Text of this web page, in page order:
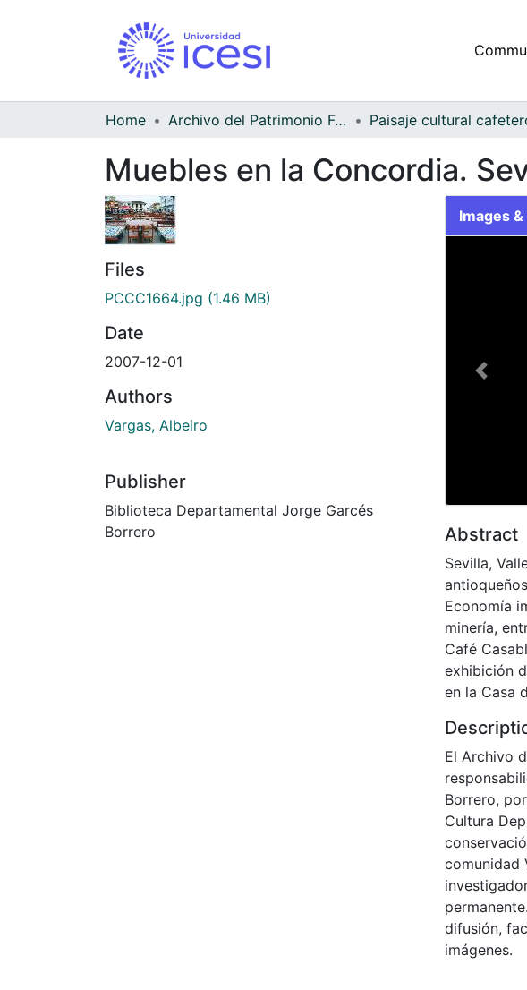
Home Archivo del Patrimonio Fotográfico y Fílmico del Valle del Cauca Paisaje cultural
Muebles en la Concordia.
Files
PCCC1664.jpg (1.46 MB)
Date
2007-12-01
Authors
Vargas, Albeiro
Publisher
Biblioteca Departamental Jorge Garcés
Borrero
Images
Abstract
Sevilla,
Economía
minería,
Café
exhibición
en la Casa
El Archivo
Borrero,
Cultura
comunidad
difusión,
imágenes.